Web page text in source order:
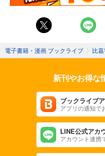
電子書籍・漫画 ブックライブ 〉 比
新刊やお得な
ブックライブ
アプリの通知で
LINE公式アカ
アカウント連携